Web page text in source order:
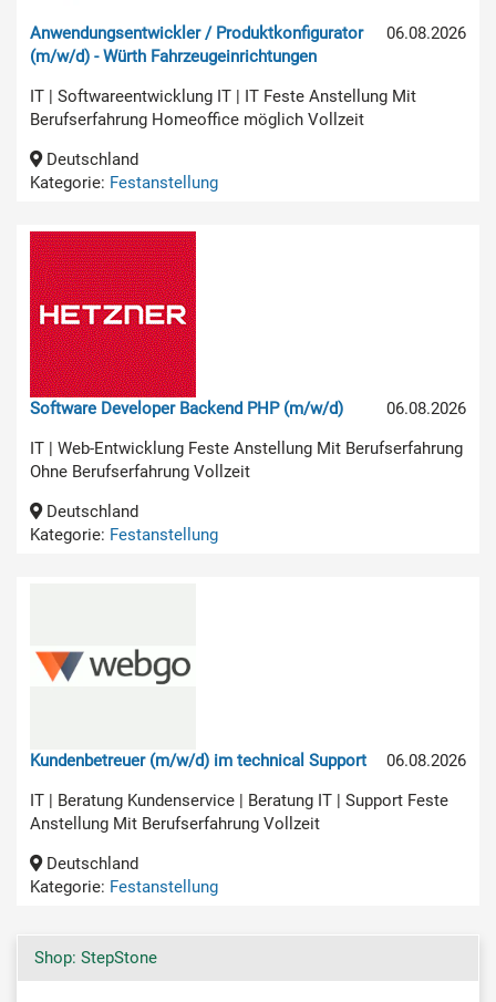
06.08.2026
Anwendungsentwickler / Produktkonfigurator
(m/w/d) - Würth Fahrzeugeinrichtungen
IT | Softwareentwicklung IT | IT Feste Anstellung Mit
Berufserfahrung Homeoffice möglich Vollzeit
Deutschland
Kategorie: Festanstellung
06.08.2026
Software Developer Backend PHP (m/w/d)
IT | Web-Entwicklung Feste Anstellung Mit Berufserfahrung
Ohne Berufserfahrung Vollzeit
Deutschland
Kategorie: Festanstellung
06.08.2026
Kundenbetreuer (m/w/d) im technical Support
IT | Beratung Kundenservice | Beratung IT | Support Feste
Anstellung Mit Berufserfahrung Vollzeit
Deutschland
Kategorie: Festanstellung
Shop: StepStone